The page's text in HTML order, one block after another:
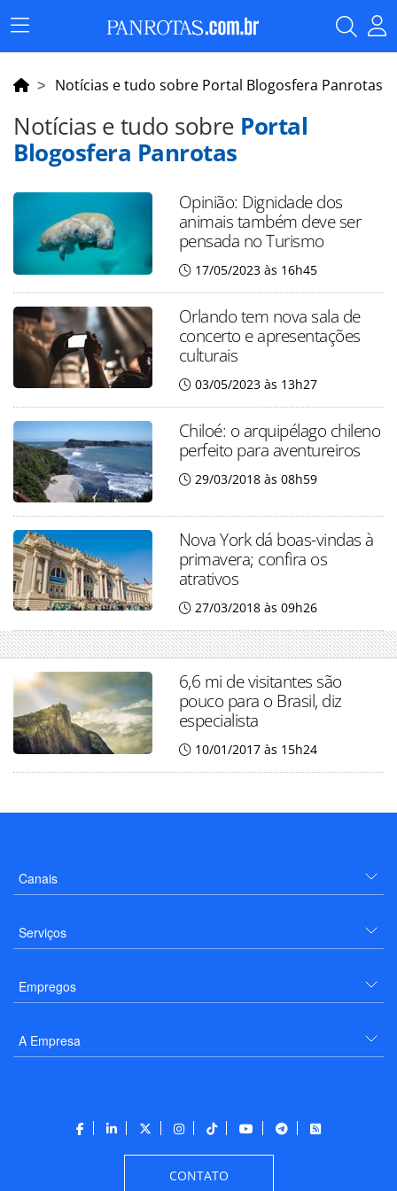
Menu
Principal
Notícias e tudo sobre Portal Blogosfera Panrotas
Notícias e tudo sobre Portal
Blogosfera Panrotas
Opinião: Dignidade dos
animais também deve ser
pensada no Turismo
17/05/2023 às 16h45
Orlando tem nova sala de
concerto e apresentações
culturais
03/05/2023 às 13h27
Chiloé: o arquipélago chileno
perfeito para aventureiros
29/03/2018 às 08h59
Nova York dá boas-vindas à
primavera; confira os
atrativos
27/03/2018 às 09h26
6,6 mi de visitantes são
pouco para o Brasil, diz
especialista
10/01/2017 às 15h24
Canais
Serviços
Empregos
A Empresa
CONTATO